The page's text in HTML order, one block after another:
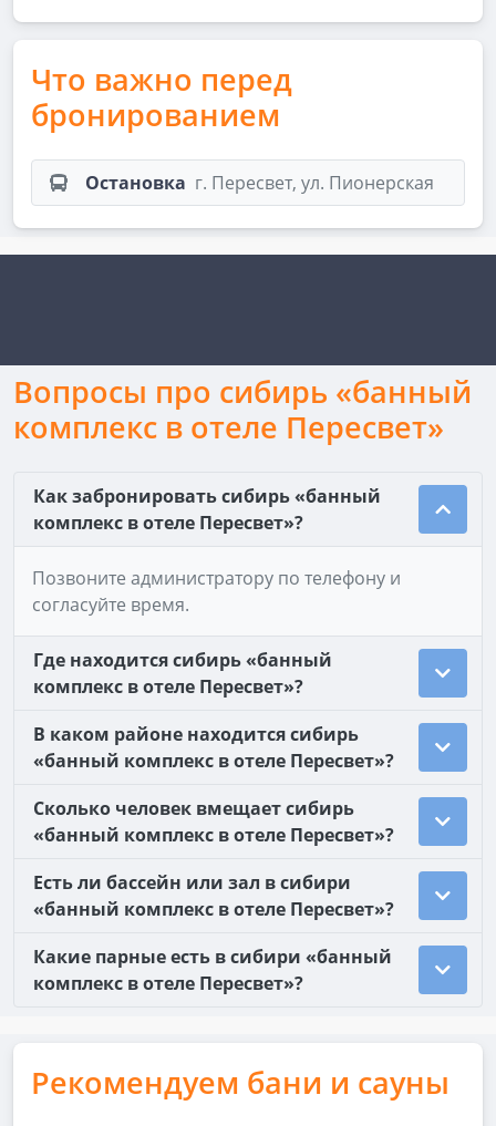
Что важно перед
бронированием
Остановка г. Пересвет, ул. Пионерская
Вопросы про сибирь «банный
комплекс в отеле Пересвет»
Как забронировать сибирь «банный
комплекс в отеле Пересвет»?
Позвоните администратору по телефону и
согласуйте время.
Где находится сибирь «банный
комплекс в отеле Пересвет»?
В каком районе находится сибирь
«банный комплекс в отеле Пересвет»?
Сколько человек вмещает сибирь
«банный комплекс в отеле Пересвет»?
Есть ли бассейн или зал в сибири
«банный комплекс в отеле Пересвет»?
Какие парные есть в сибири «банный
комплекс в отеле Пересвет»?
Рекомендуем бани и сауны